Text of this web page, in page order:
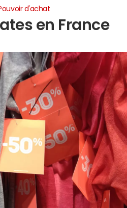
d'achat
en France